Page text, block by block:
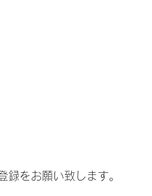
録をお願い致します。